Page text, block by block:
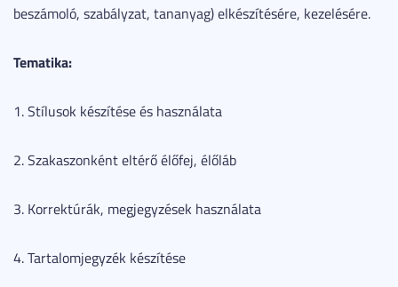
beszámoló, szabályzat, tananyag) elkészítésére, kezelésére.
Tematika:
1. Stílusok készítése és használata
2. Szakaszonként eltérő élőfej, élőláb
3. Korrektúrák, megjegyzések használata
4. Tartalomjegyzék készítése